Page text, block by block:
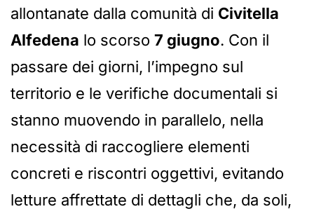
allontanate dalla comunità di Civitella
Alfedena lo scorso 7 giugno. Con il
passare dei giorni, l’impegno sul
territorio e le verifiche documentali si
stanno muovendo in parallelo, nella
necessità di raccogliere elementi
concreti e riscontri oggettivi, evitando
letture affrettate di dettagli che, da soli,